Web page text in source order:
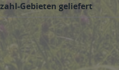
Gebieten geliefert